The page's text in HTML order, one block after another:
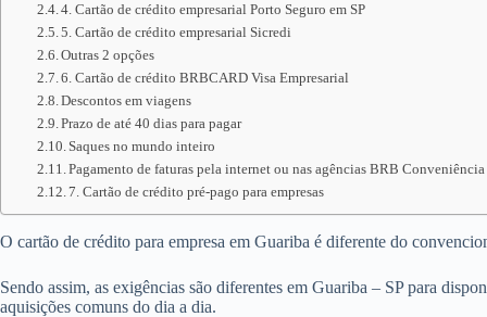
4. Cartão de crédito empresarial Porto Seguro em SP
5. Cartão de crédito empresarial Sicredi
Outras 2 opções
6. Cartão de crédito BRBCARD Visa Empresarial
Descontos em viagens
Prazo de até 40 dias para pagar
Saques no mundo inteiro
Pagamento de faturas pela internet ou nas agências BRB Conveniência
7. Cartão de crédito pré-pago para empresas
O cartão de crédito para empresa em Guariba é diferente do
Sendo assim, as exigências são diferentes em Guariba – SP para
aquisições comuns do dia a dia.